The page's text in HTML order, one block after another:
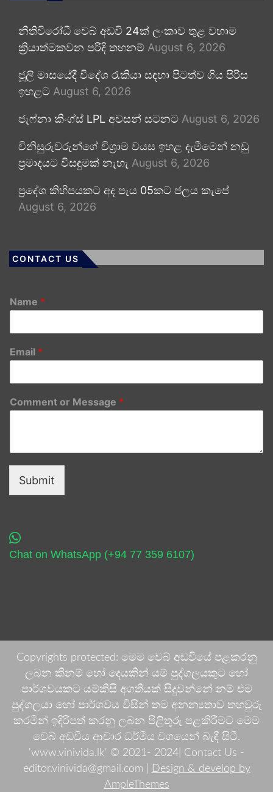
නීතිවිරෝධී වෙබ් අඩවි 24ක් ලංකාව තුළ වහාම
ක්‍රියාත්මකවන පරිදි තහනම් August 6, 2026
ජූලි මාසයේදී විදේශ රැකියා සඳහා පිටත්ව ගිය පිරිස
ඉහළට August 6, 2026
ජැෆ්නා කිංග්ස් LPL අවසන් සටනට August 6, 2026
විනිසුරුවරුන්ගේ විශ්‍රාම වයස ඉහළ දැමීමෙන් නඩු
ප්‍රමාදයට විසඳුමක් නැහැ August 6, 2026
ප්‍රදේශ කිහිපයකට අද පැය 05කට ජලය කැපේ
August 6, 2026
CONTACT US
Name *
Email *
Comment or Message *
Submit
Chat on WhatsApp (+94 77 359 6107)
Copyrights protected: මෙම වෙබ් අඩවියේ පළකරනු
ලබන කිනම් හෝ දෙයකින් යම් පුද්ගලයකුට හෝ
පාර්ශවයකට යම්කිසි අගතියක් සිදුවන්නේ නම් එම
පුද්ගලයා හෝ පාර්ශවය විසින් තම අනන්‍යතාව තහවුරු
කරමින් ඉදිරිපත් කරනු ලබන පිළිතුරු පළකිරීමට මෙම
වෙබ් අඩවිය ආචාර ධර්මීය වශයෙන් බැඳී සිටී.
'www.vinivida.lk' © 2021- 2024| Contact Us -
editor.vinivida@gmail.com |
Design & develop by
AmpleThemes